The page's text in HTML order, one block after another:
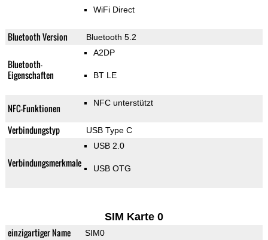
WiFi Direct
Bluetooth Version Bluetooth 5.2
Bluetooth-
Eigenschaften
A2DP
BT LE
NFC-Funktionen NFC unterstützt
Verbindungstyp USB Type C
Verbindungsmerkmale
USB 2.0
USB OTG
SIM Karte 0
einzigartiger Name SIM0